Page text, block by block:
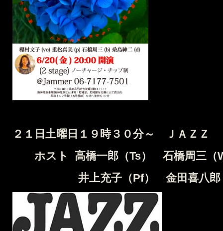
２１ 日土曜日１９時３０分～ ＪＡＺＺ
ホスト
高橋一郎（Ts） 石橋周三
井上充子（Pf） 金田喜八郎